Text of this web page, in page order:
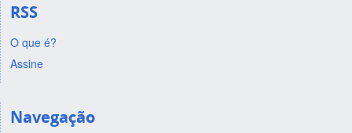
RSS
O que é?
Assine
Navegação